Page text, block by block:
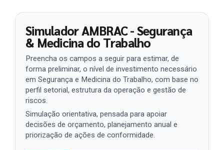
Simulador AMBRAC - Segurança
& Medicina do Trabalho
Preencha os campos a seguir para estimar, de
forma preliminar, o nível de investimento necessário
em Segurança e Medicina do Trabalho, com base no
perfil setorial, estrutura da operação e gestão de
riscos.
Simulação orientativa, pensada para apoiar
decisões de orçamento, planejamento anual e
priorização de ações de conformidade.